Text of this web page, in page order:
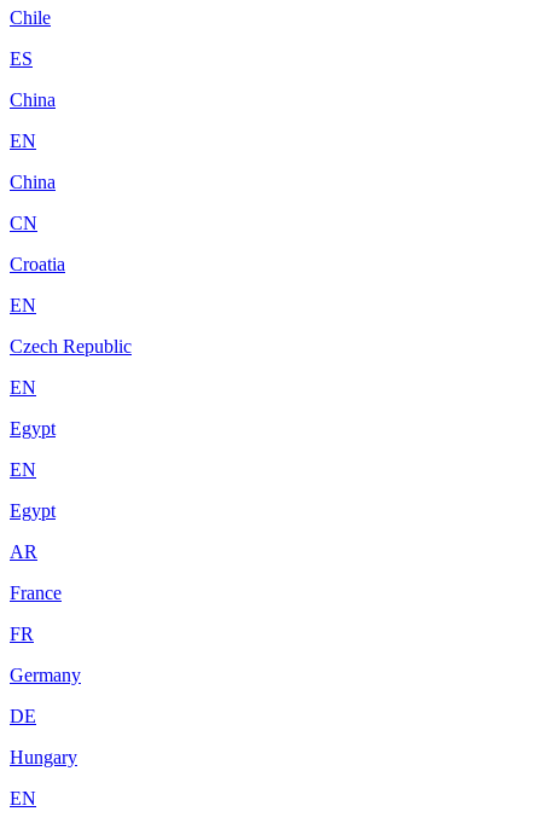
Chile
ES
China
EN
China
CN
Croatia
EN
Czech Republic
EN
Egypt
EN
Egypt
AR
France
FR
Germany
DE
Hungary
EN